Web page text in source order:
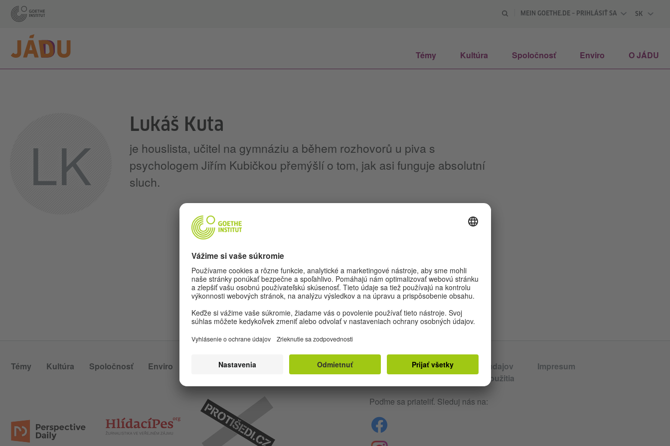
MEIN GOETHE.DE – PRIHLÁSIŤ SA
SK
Témy Kultúra Spoločnosť Enviro O JÁDU
LK
Lukáš Kuta
je houslista, učitel na gymnáziu a během rozhovorů u piva s
psychologem Jiřím Kubičkou přemýšlí o tom, jak asi funguje absolutní
sluch.
Témy Kultúra Spoločnosť Enviro Nastavenia ochrany osobných údajov
Impresum
Ochrana dát
Podmienky použitia
Poďme sa priateliť. Sleduj nás na: